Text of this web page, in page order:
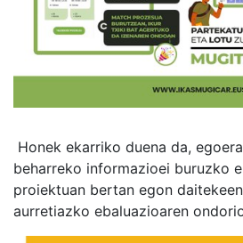
Honek ekarriko duena da,
beharreko informazioei buruzko
proiektuan bertan egon
aurretiazko ebaluazioaren